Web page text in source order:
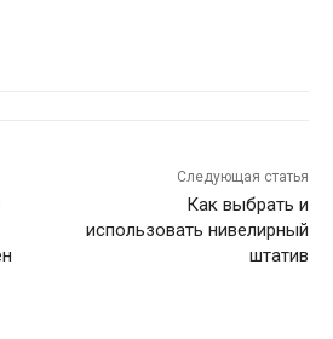
Следующая статья
Как выбрать и
использовать нивелирный
штатив